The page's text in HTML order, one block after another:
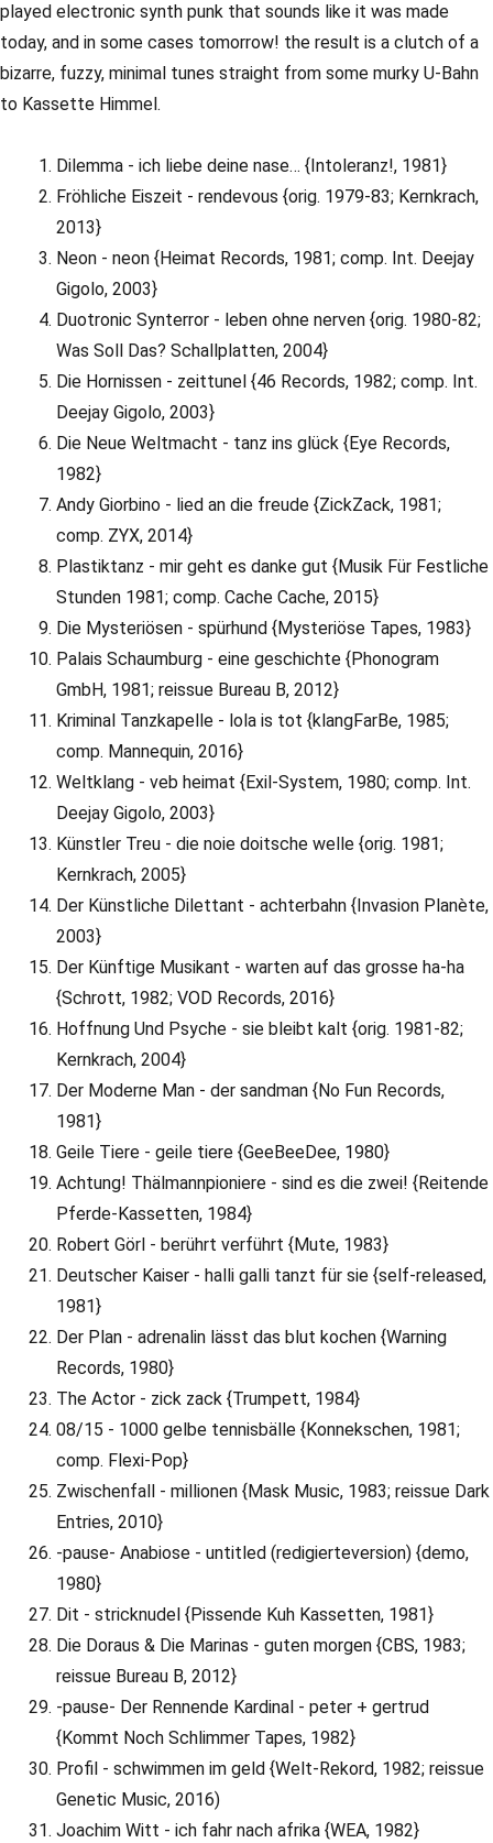
played electronic synth punk that sounds like it was made
today, and in some cases tomorrow! the result is a clutch of a
bizarre, fuzzy, minimal tunes straight from some murky U-Bahn
to Kassette Himmel.
Dilemma - ich liebe deine nase… {Intoleranz!, 1981}
Fröhliche Eiszeit - rendevous {orig. 1979-83; Kernkrach,
2013}
Neon - neon {Heimat Records, 1981; comp. Int. Deejay
Gigolo, 2003}
Duotronic Synterror - leben ohne nerven {orig. 1980-82;
Was Soll Das? Schallplatten, 2004}
Die Hornissen - zeittunel {46 Records, 1982; comp. Int.
Deejay Gigolo, 2003}
Die Neue Weltmacht - tanz ins glück {Eye Records,
1982}
Andy Giorbino - lied an die freude {ZickZack, 1981;
comp. ZYX, 2014}
Plastiktanz - mir geht es danke gut {Musik Für Festliche
Stunden 1981; comp. Cache Cache, 2015}
Die Mysteriösen - spürhund {Mysteriöse Tapes, 1983}
Palais Schaumburg - eine geschichte {Phonogram
GmbH, 1981; reissue Bureau B, 2012}
Kriminal Tanzkapelle - lola is tot {klangFarBe, 1985;
comp. Mannequin, 2016}
Weltklang - veb heimat {Exil-System, 1980; comp. Int.
Deejay Gigolo, 2003}
Künstler Treu - die noie doitsche welle {orig. 1981;
Kernkrach, 2005}
Der Künstliche Dilettant - achterbahn {Invasion Planète,
2003}
Der Künftige Musikant - warten auf das grosse ha-ha
{Schrott, 1982; VOD Records, 2016}
Hoffnung Und Psyche - sie bleibt kalt {orig. 1981-82;
Kernkrach, 2004}
Der Moderne Man - der sandman {No Fun Records,
1981}
Geile Tiere - geile tiere {GeeBeeDee, 1980}
Achtung! Thälmannpioniere - sind es die zwei! {Reitende
Pferde-Kassetten, 1984}
Robert Görl - berührt verführt {Mute, 1983}
Deutscher Kaiser - halli galli tanzt für sie {self-released,
1981}
Der Plan - adrenalin lässt das blut kochen {Warning
Records, 1980}
The Actor - zick zack {Trumpett, 1984}
08/15 - 1000 gelbe tennisbälle {Konnekschen, 1981;
comp. Flexi-Pop}
Zwischenfall - millionen {Mask Music, 1983; reissue Dark
Entries, 2010}
-pause- Anabiose - untitled (redigierteversion) {demo,
1980}
Dit - stricknudel {Pissende Kuh Kassetten, 1981}
Die Doraus & Die Marinas - guten morgen {CBS, 1983;
reissue Bureau B, 2012}
-pause- Der Rennende Kardinal - peter + gertrud
{Kommt Noch Schlimmer Tapes, 1982}
Profil - schwimmen im geld {Welt-Rekord, 1982; reissue
Genetic Music, 2016)
Joachim Witt - ich fahr nach afrika {WEA, 1982}